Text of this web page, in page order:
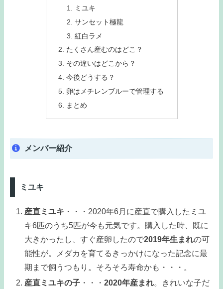
ミユキ
サンセット極龍
紅白ラメ
たくさん産むのはどこ？
その違いはどこから？
今後どうする？
卵はメチレンブルーで管理する
まとめ
メンバー紹介
ミユキ
産直ミユキ ・・・2020年6月に産直で購入したミユ
キ6匹のうち5匹が今も元気です。購入した時、既に
大きかったし、すぐ産卵したので2019年生まれの可
能性が。メダカを育てるきっかけになった記念に最
期まで飼うつもり。そろそろ寿命かも・・・。
産直ミユキの子 ・・・2020年産まれ。きれいな子だ